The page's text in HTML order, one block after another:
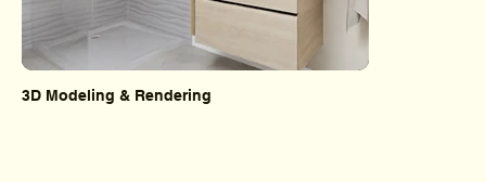
3D Modeling & Rendering